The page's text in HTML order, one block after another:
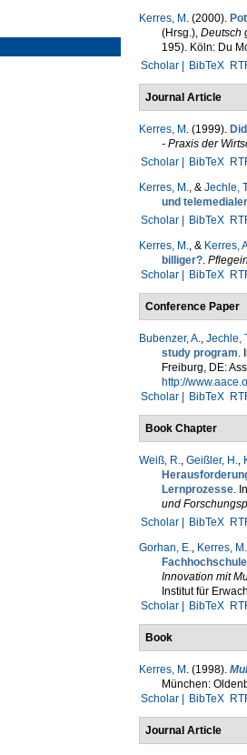
Kerres, M . (2000).
(Hrsg.), Deutsch
195). Köln: Du
Scholar |
BibTeX
Journal Article
Kerres, M . (1999).
- Praxis der
Scholar |
BibTeX
Kerres, M., & Jechle,
und
Scholar |
BibTeX
Kerres, M., & Kerres,
billiger?.
Scholar |
BibTeX
Conference Paper
Bubenzer, A., Jechle,
study program.
Freiburg, DE:
http://
Scholar |
BibTeX
Book Chapter
Weiß, R., Geißler, H.,
Lernprozesse. In
und
Scholar |
BibTeX
Gorhan, E., Kerres, M.
Innovation mit
Institut für
Scholar |
BibTeX
Book
Kerres, M . (1998).
München:
Scholar |
BibTeX
Journal Article